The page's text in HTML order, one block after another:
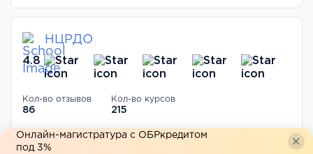
НЦРДО
4.8
Кол-во отзывов
86
Кол-во курсов
215
Онлайн-магистратура с ОБРкредитом
под 3%